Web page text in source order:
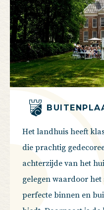
Het landhuis heeft
die prachtig
achterzijde van het
gelegen waardoor
perfecte binnen en